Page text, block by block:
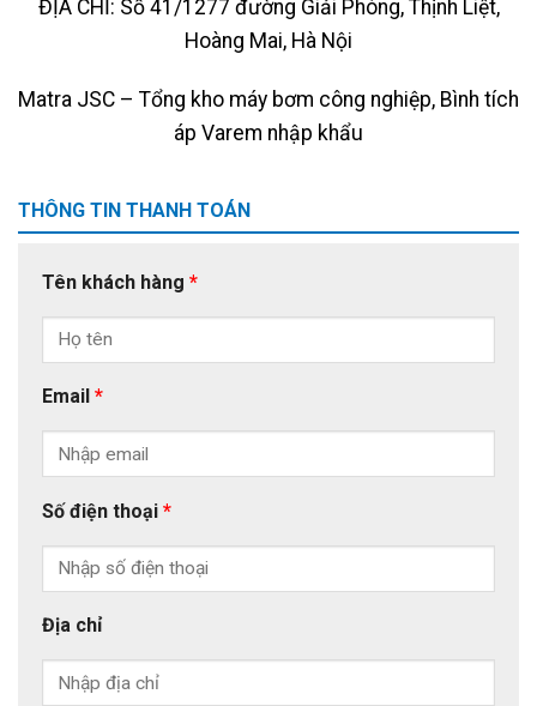
ĐỊA CHỈ: Số 41/1277 đường Giải Phóng, Thịnh Liệt,
Hoàng Mai, Hà Nội
Matra JSC – Tổng kho máy bơm công nghiệp, Bình tích
áp Varem nhập khẩu
THÔNG TIN THANH TOÁN
Tên khách hàng *
Email *
Số điện thoại *
Địa chỉ